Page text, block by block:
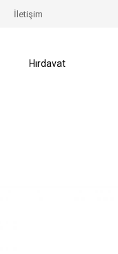
İletişim
Hırdavat